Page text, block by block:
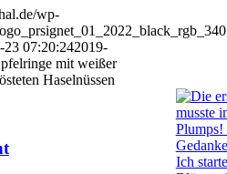
wp-
23 07:20:242019-
mit weißer
Haselnüssen